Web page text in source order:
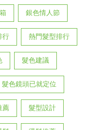
銀色情人節
行 熱門髮型排行
髮色建議
髮色鏡頭已就定位
薦 髮型設計